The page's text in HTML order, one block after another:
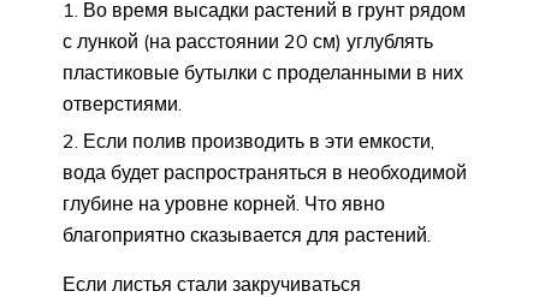
Во время высадки растений в грунт рядом
с лункой (на расстоянии 20 см) углублять
пластиковые бутылки с проделанными в них
отверстиями.
Если полив производить в эти емкости,
вода будет распространяться в необходимой
глубине на уровне корней. Что явно
благоприятно сказывается для растений.
Если листья стали закручиваться